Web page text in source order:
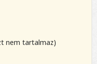
nem tartalmaz)